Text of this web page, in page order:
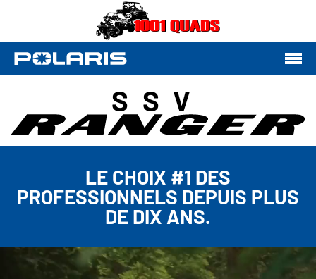
SSV
LE CHOIX #1 DES
PROFESSIONNELS DEPUIS PLUS
DE DIX ANS.